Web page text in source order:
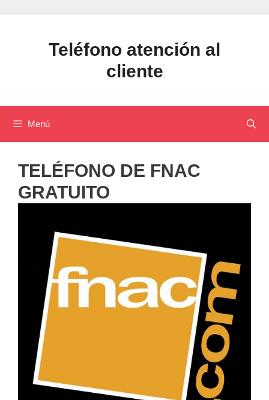
Teléfono atención al
cliente
Menú
TELÉFONO DE FNAC
GRATUITO